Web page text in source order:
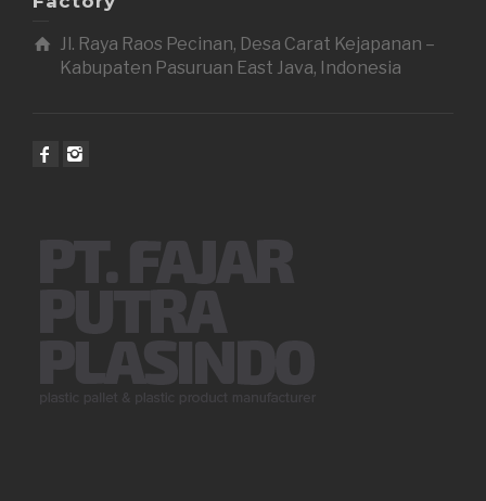
Jl. Raya Raos Pecinan, Desa Carat Kejapanan –
Kabupaten Pasuruan East Java, Indonesia